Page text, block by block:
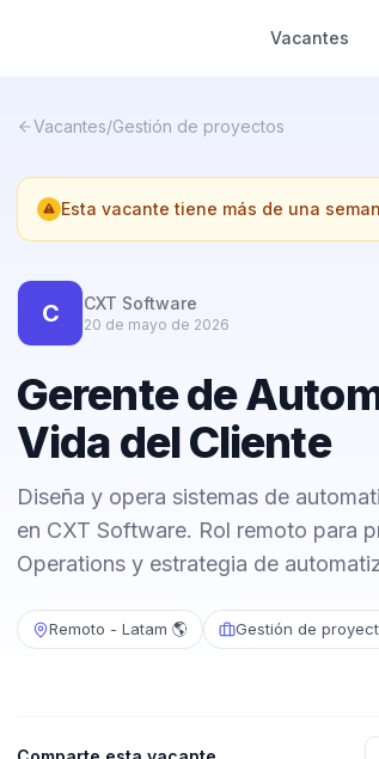
Vacantes
Vacantes/Gestión de proyectos
Esta vacante tiene más de una
C CXT Software
20 de mayo de 2026
Gerente de
Vida del Cliente
Diseña y opera sistemas de
en CXT Software. Rol remoto para
Operations y estrategia de
Remoto - Latam 🌎 Gestión de